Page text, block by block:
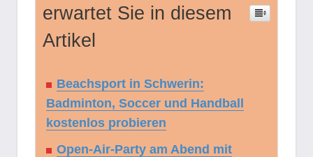
erwartet Sie in diesem
Artikel
Beachsport in Schwerin:
Badminton, Soccer und Handball
kostenlos probieren
Open-Air-Party am Abend mit